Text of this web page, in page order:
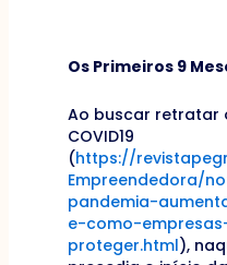
Os Primeiros 9
Ao buscar retratar
COVID19
(https://
Empreendedora/
pandemia-
e-como-
proteger.html),